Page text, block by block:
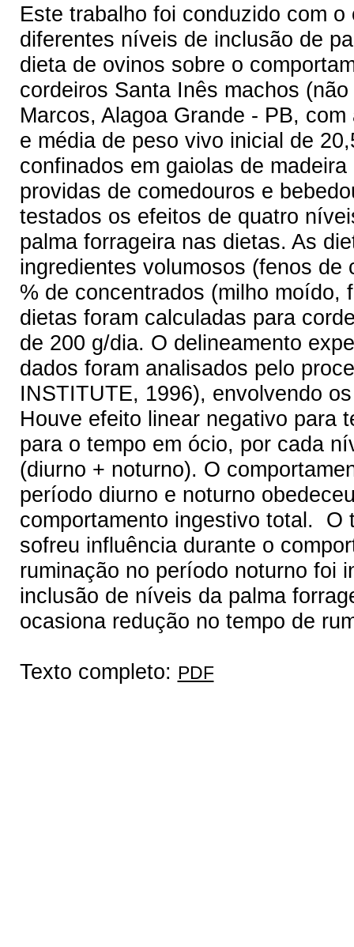
Este trabalho foi conduzido com
diferentes níveis de inclusão de
dieta de ovinos sobre o
cordeiros Santa Inês machos
Marcos, Alagoa Grande - PB,
e média de peso vivo inicial de
confinados em gaiolas de
providas de comedouros e
testados os efeitos de quatro
palma forrageira nas dietas. As
ingredientes volumosos (fenos de
% de concentrados (milho moído,
dietas foram calculadas para
de 200 g/dia. O delineamento
dados foram analisados pelo
INSTITUTE, 1996), envolvendo
Houve efeito linear negativo para
para o tempo em ócio, por cada
(diurno + noturno). O
período diurno e noturno
comportamento ingestivo total. O
sofreu influência durante o
ruminação no período noturno foi
inclusão de níveis da palma
ocasiona redução no tempo de
Texto completo: PDF